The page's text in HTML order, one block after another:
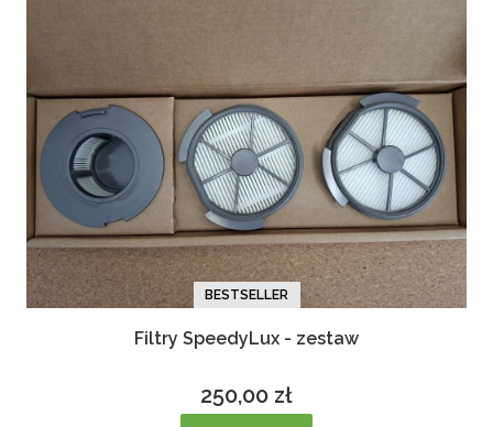
BESTSELLER
Filtry SpeedyLux - zestaw
Cena
250,00 zł